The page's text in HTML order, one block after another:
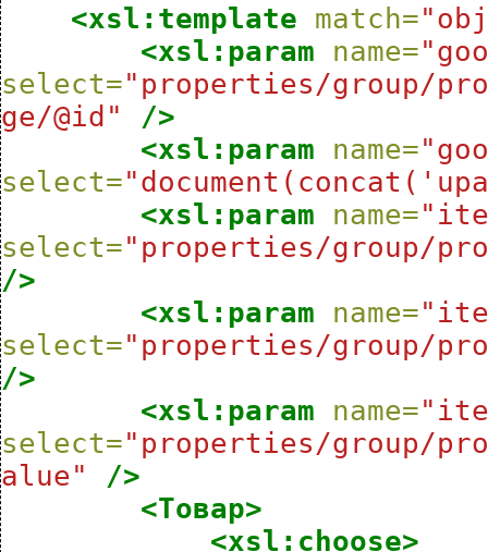
<xsl:template match=
<xsl:param
name=
select="properties/group/
ge/@id"
/>
<xsl:param
name=
select=
<xsl:param
name=
select="properties/group/
/>
<xsl:param
name=
select="properties/group/
/>
<xsl:param
name=
select="properties/group/
alue"
/>
<Товар>
<xsl:choose>